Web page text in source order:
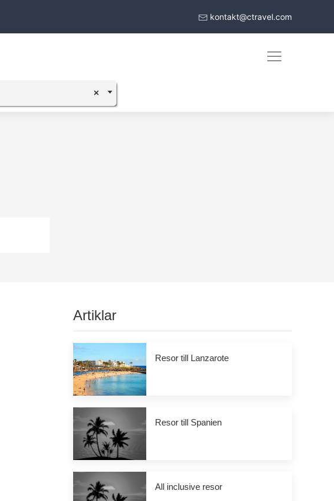
kontakt@ctravel.com
×
Artiklar
Resor till Lanzarote
Resor till Spanien
All inclusive resor